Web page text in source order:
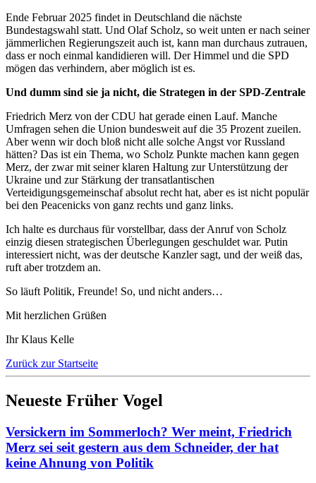
Ende Februar 2025 findet in Deutschland die nächste
Bundestagswahl statt. Und Olaf Scholz, so weit unten er nach seiner
jämmerlichen Regierungszeit auch ist, kann man durchaus zutrauen,
dass er noch einmal kandidieren will. Der Himmel und die SPD
mögen das verhindern, aber möglich ist es.
Und dumm sind sie ja nicht, die Strategen in der SPD-Zentrale
Friedrich Merz von der CDU hat gerade einen Lauf. Manche
Umfragen sehen die Union bundesweit auf die 35 Prozent zueilen.
Aber wenn wir doch bloß nicht alle solche Angst vor Russland
hätten? Das ist ein Thema, wo Scholz Punkte machen kann gegen
Merz, der zwar mit seiner klaren Haltung zur Unterstützung der
Ukraine und zur Stärkung der transatlantischen
Verteidigungsgemeinschaf absolut recht hat, aber es ist nicht populär
bei den Peacenicks von ganz rechts und ganz links.
Ich halte es durchaus für vorstellbar, dass der Anruf von Scholz
einzig diesen strategischen Überlegungen geschuldet war. Putin
interessiert nicht, was der deutsche Kanzler sagt, und der weiß das,
ruft aber trotzdem an.
So läuft Politik, Freunde! So, und nicht anders…
Mit herzlichen Grüßen
Ihr Klaus Kelle
Zurück zur Startseite
Neueste Früher Vogel
Versickern im Sommerloch? Wer meint, Friedrich
Merz sei seit gestern aus dem Schneider, der hat
keine Ahnung von Politik